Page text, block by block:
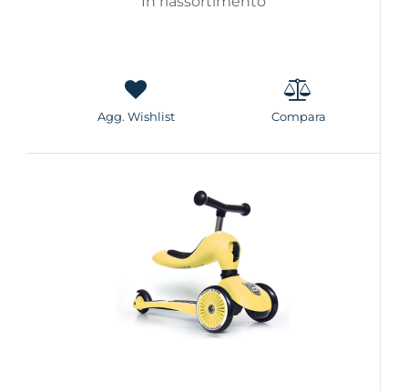
Agg. Wishlist Compara